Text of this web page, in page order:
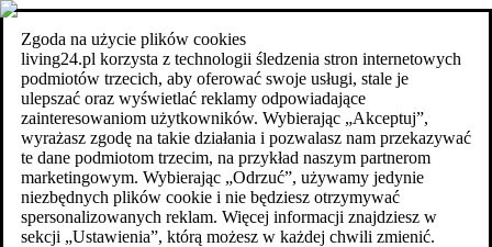
Zgoda na użycie plików cookies
living24.pl korzysta z technologii śledzenia stron internetowych
podmiotów trzecich, aby oferować swoje usługi, stale je
ulepszać oraz wyświetlać reklamy odpowiadające
zainteresowaniom użytkowników. Wybierając „Akceptuj”,
wyrażasz zgodę na takie działania i pozwalasz nam przekazywać
te dane podmiotom trzecim, na przykład naszym partnerom
marketingowym. Wybierając „Odrzuć”, używamy jedynie
niezbędnych plików cookie i nie będziesz otrzymywać
spersonalizowanych reklam. Więcej informacji znajdziesz w
sekcji „Ustawienia”, którą możesz w każdej chwili zmienić.
Szukaj
meble w najlepszej ceniemeble w najlepszej cenie